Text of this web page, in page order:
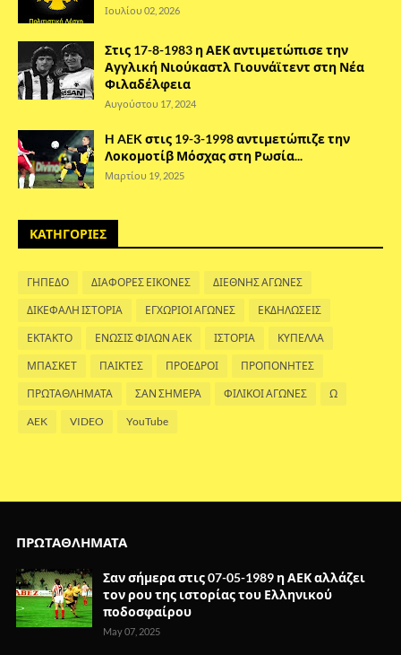
Ιουλίου 02, 2026
Στις 17-8-1983 η ΑΕΚ αντιμετώπισε την
Αγγλική Νιούκαστλ Γιουνάϊτεντ στη Νέα
Φιλαδέλφεια
Αυγούστου 17, 2024
H AEK στις 19-3-1998 αντιμετώπιζε την
Λοκομοτίβ Μόσχας στη Ρωσία...
Μαρτίου 19, 2025
ΚΑΤΗΓΟΡΙΕΣ
ΓΗΠΕΔΟ ΔΙΑΦΟΡΕΣ ΕΙΚΟΝΕΣ ΔΙΕΘΝΗΣ ΑΓΩΝΕΣ
ΔΙΚΕΦΑΛΗ ΙΣΤΟΡΙΑ ΕΓΧΩΡΙΟΙ ΑΓΩΝΕΣ ΕΚΔΗΛΩΣΕΙΣ
ΕΚΤΑΚΤΟ ΕΝΩΣΙΣ ΦΙΛΩΝ ΑΕΚ ΙΣΤΟΡΙΑ ΚΥΠΕΛΛΑ
ΜΠΑΣΚΕΤ ΠΑΙΚΤΕΣ ΠΡΟΕΔΡΟΙ ΠΡΟΠΟΝΗΤΕΣ
ΠΡΩΤΑΘΛΗΜΑΤΑ ΣΑΝ ΣΗΜΕΡΑ ΦΙΛΙΚΟΙ ΑΓΩΝΕΣ Ω
AEK VIDEO YouTube
ΠΡΩΤΑΘΛΗΜΑΤΑ
Σαν σήμερα στις 07-05-1989 η ΑΕΚ αλλάζει
τον ρου της ιστορίας του Ελληνικού
ποδοσφαίρου
May 07, 2025